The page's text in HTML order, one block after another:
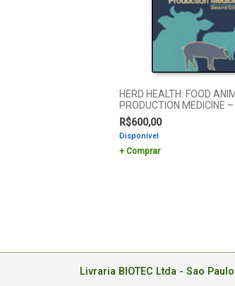
HERD HEALTH: FOOD
PRODUCTION MEDICINE
R$600,00
Disponível
Comprar
Livraria BIOTEC Ltda - Sao